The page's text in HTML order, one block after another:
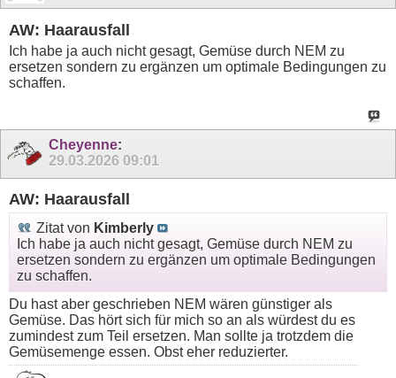
AW: Haarausfall
Ich habe ja auch nicht gesagt, Gemüse durch NEM zu
ersetzen sondern zu ergänzen um optimale Bedingungen zu
schaffen.
Cheyenne:
29.03.2026 09:01
AW: Haarausfall
Zitat von Kimberly
Ich habe ja auch nicht gesagt, Gemüse durch NEM zu
ersetzen sondern zu ergänzen um optimale Bedingungen
zu schaffen.
Du hast aber geschrieben NEM wären günstiger als
Gemüse. Das hört sich für mich so an als würdest du es
zumindest zum Teil ersetzen. Man sollte ja trotzdem die
Gemüsemenge essen. Obst eher reduzierter.